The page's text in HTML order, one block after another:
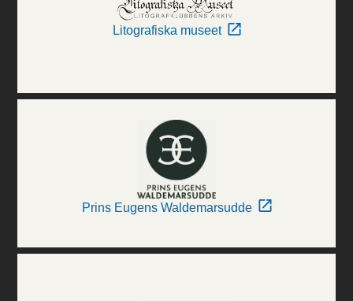
Litografiska museet
Prins Eugens Waldemarsudde